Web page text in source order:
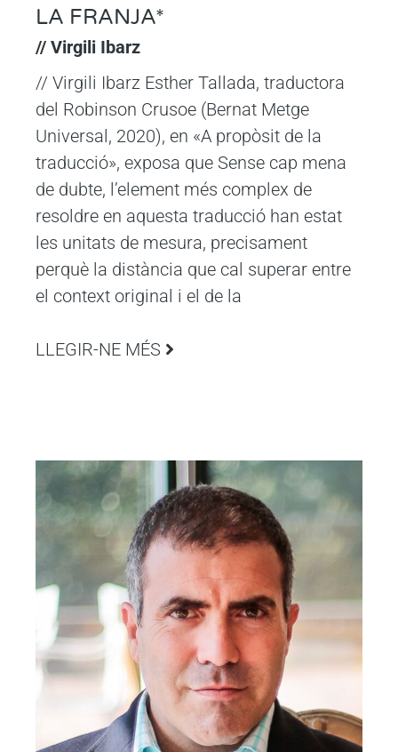
LA FRANJA*
// Virgili Ibarz
// Virgili Ibarz Esther Tallada, traductora
del Robinson Crusoe (Bernat Metge
Universal, 2020), en «A propòsit de la
traducció», exposa que Sense cap mena
de dubte, l’element més complex de
resoldre en aquesta traducció han estat
les unitats de mesura, precisament
perquè la distància que cal superar entre
el context original i el de la
LLEGIR-NE MÉS